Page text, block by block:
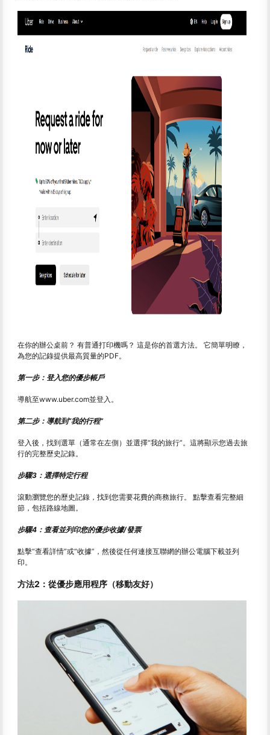
在你的辦公桌前？ 有普通打印機嗎？ 這是你的首選方法。 它簡單明瞭，
為您的記錄提供最高質量的PDF。
第一步：登入您的優步帳戶
導航至www.uber.com並登入。
第二步：導航到“我的行程”
登入後，找到選單（通常在左側）並選擇“我的旅行”。這將顯示您過去旅
行的完整歷史記錄。
步驟3：選擇特定行程
滾動瀏覽您的歷史記錄，找到您需要花費的商務旅行。 點擊查看完整細
節，包括路線地圖。
步驟4：查看並列印您的優步收據/發票
點擊“查看詳情”或“收據”，然後從任何連接互聯網的辦公電腦下載並列
印。
方法2：從優步應用程序（移動友好）